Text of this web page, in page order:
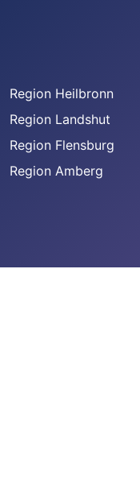
Region Heilbronn
Region Landshut
Region Flensburg
Region Amberg